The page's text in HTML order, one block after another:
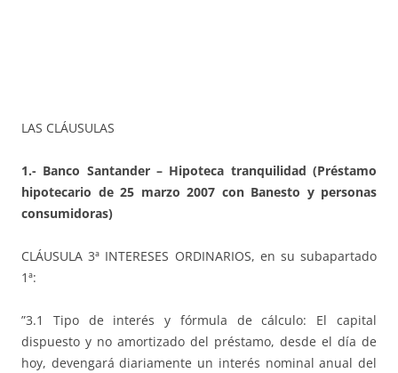
LAS CLÁUSULAS
1.- Banco Santander – Hipoteca tranquilidad (Préstamo
hipotecario de 25 marzo 2007 con Banesto y personas
consumidoras)
CLÁUSULA 3ª INTERESES ORDINARIOS, en su subapartado
1ª:
”3.1 Tipo de interés y fórmula de cálculo: El capital
dispuesto y no amortizado del préstamo, desde el día de
hoy, devengará diariamente un interés nominal anual del